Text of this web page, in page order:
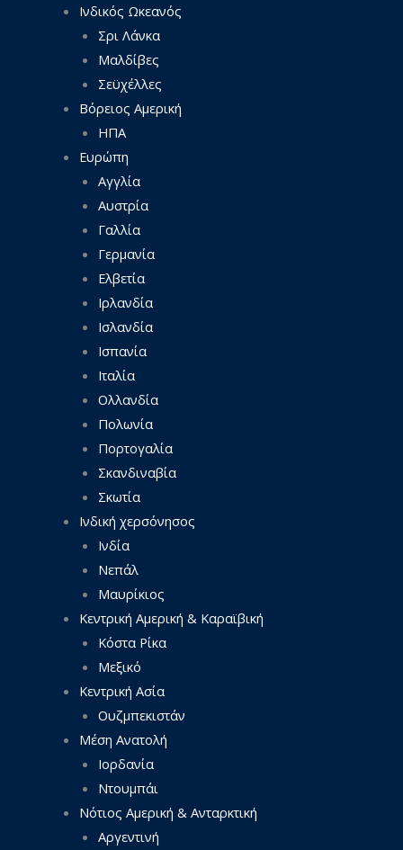
Ινδικός Ωκεανός
Σρι Λάνκα
Μαλδίβες
Σεϋχέλλες
Βόρειος Αμερική
ΗΠΑ
Ευρώπη
Αγγλία
Αυστρία
Γαλλία
Γερμανία
Ελβετία
Ιρλανδία
Ισλανδία
Ισπανία
Ιταλία
Ολλανδία
Πολωνία
Πορτογαλία
Σκανδιναβία
Σκωτία
Ινδική χερσόνησος
Ινδία
Νεπάλ
Μαυρίκιος
Κεντρική Αμερική & Καραϊβική
Κόστα Ρίκα
Μεξικό
Κεντρική Ασία
Ουζμπεκιστάν
Μέση Ανατολή
Ιορδανία
Ντουμπάι
Νότιος Αμερική & Ανταρκτική
Αργεντινή